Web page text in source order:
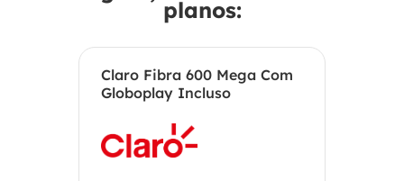
planos:
Claro Fibra 600 Mega Com
Globoplay Incluso